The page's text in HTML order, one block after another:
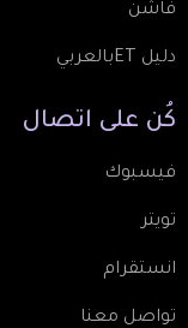
فاشن
دليل ETبالعربي
كُن على اتصال
فيسبوك
تويتر
انستقرام
تواصل معنا